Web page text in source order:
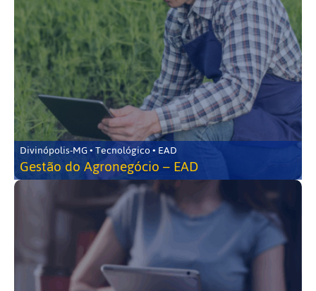
Divinópolis-MG • Tecnológico • EAD
Gestão do Agronegócio – EAD